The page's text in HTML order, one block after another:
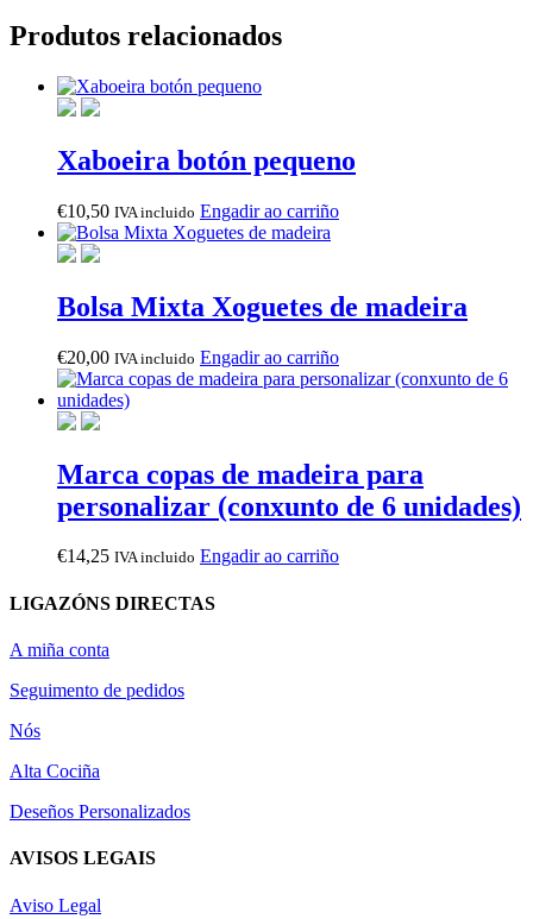
Produtos relacionados
Xaboeira botón pequeno
€10,50 IVA incluido Engadir ao carriño
Bolsa Mixta Xoguetes de madeira
€20,00 IVA incluido Engadir ao carriño
Marca copas de madeira para
personalizar (conxunto de 6 unidades)
€14,25 IVA incluido Engadir ao carriño
LIGAZÓNS DIRECTAS
A miña conta
Seguimento de pedidos
Nós
Alta Cociña
Deseños Personalizados
AVISOS LEGAIS
Aviso Legal